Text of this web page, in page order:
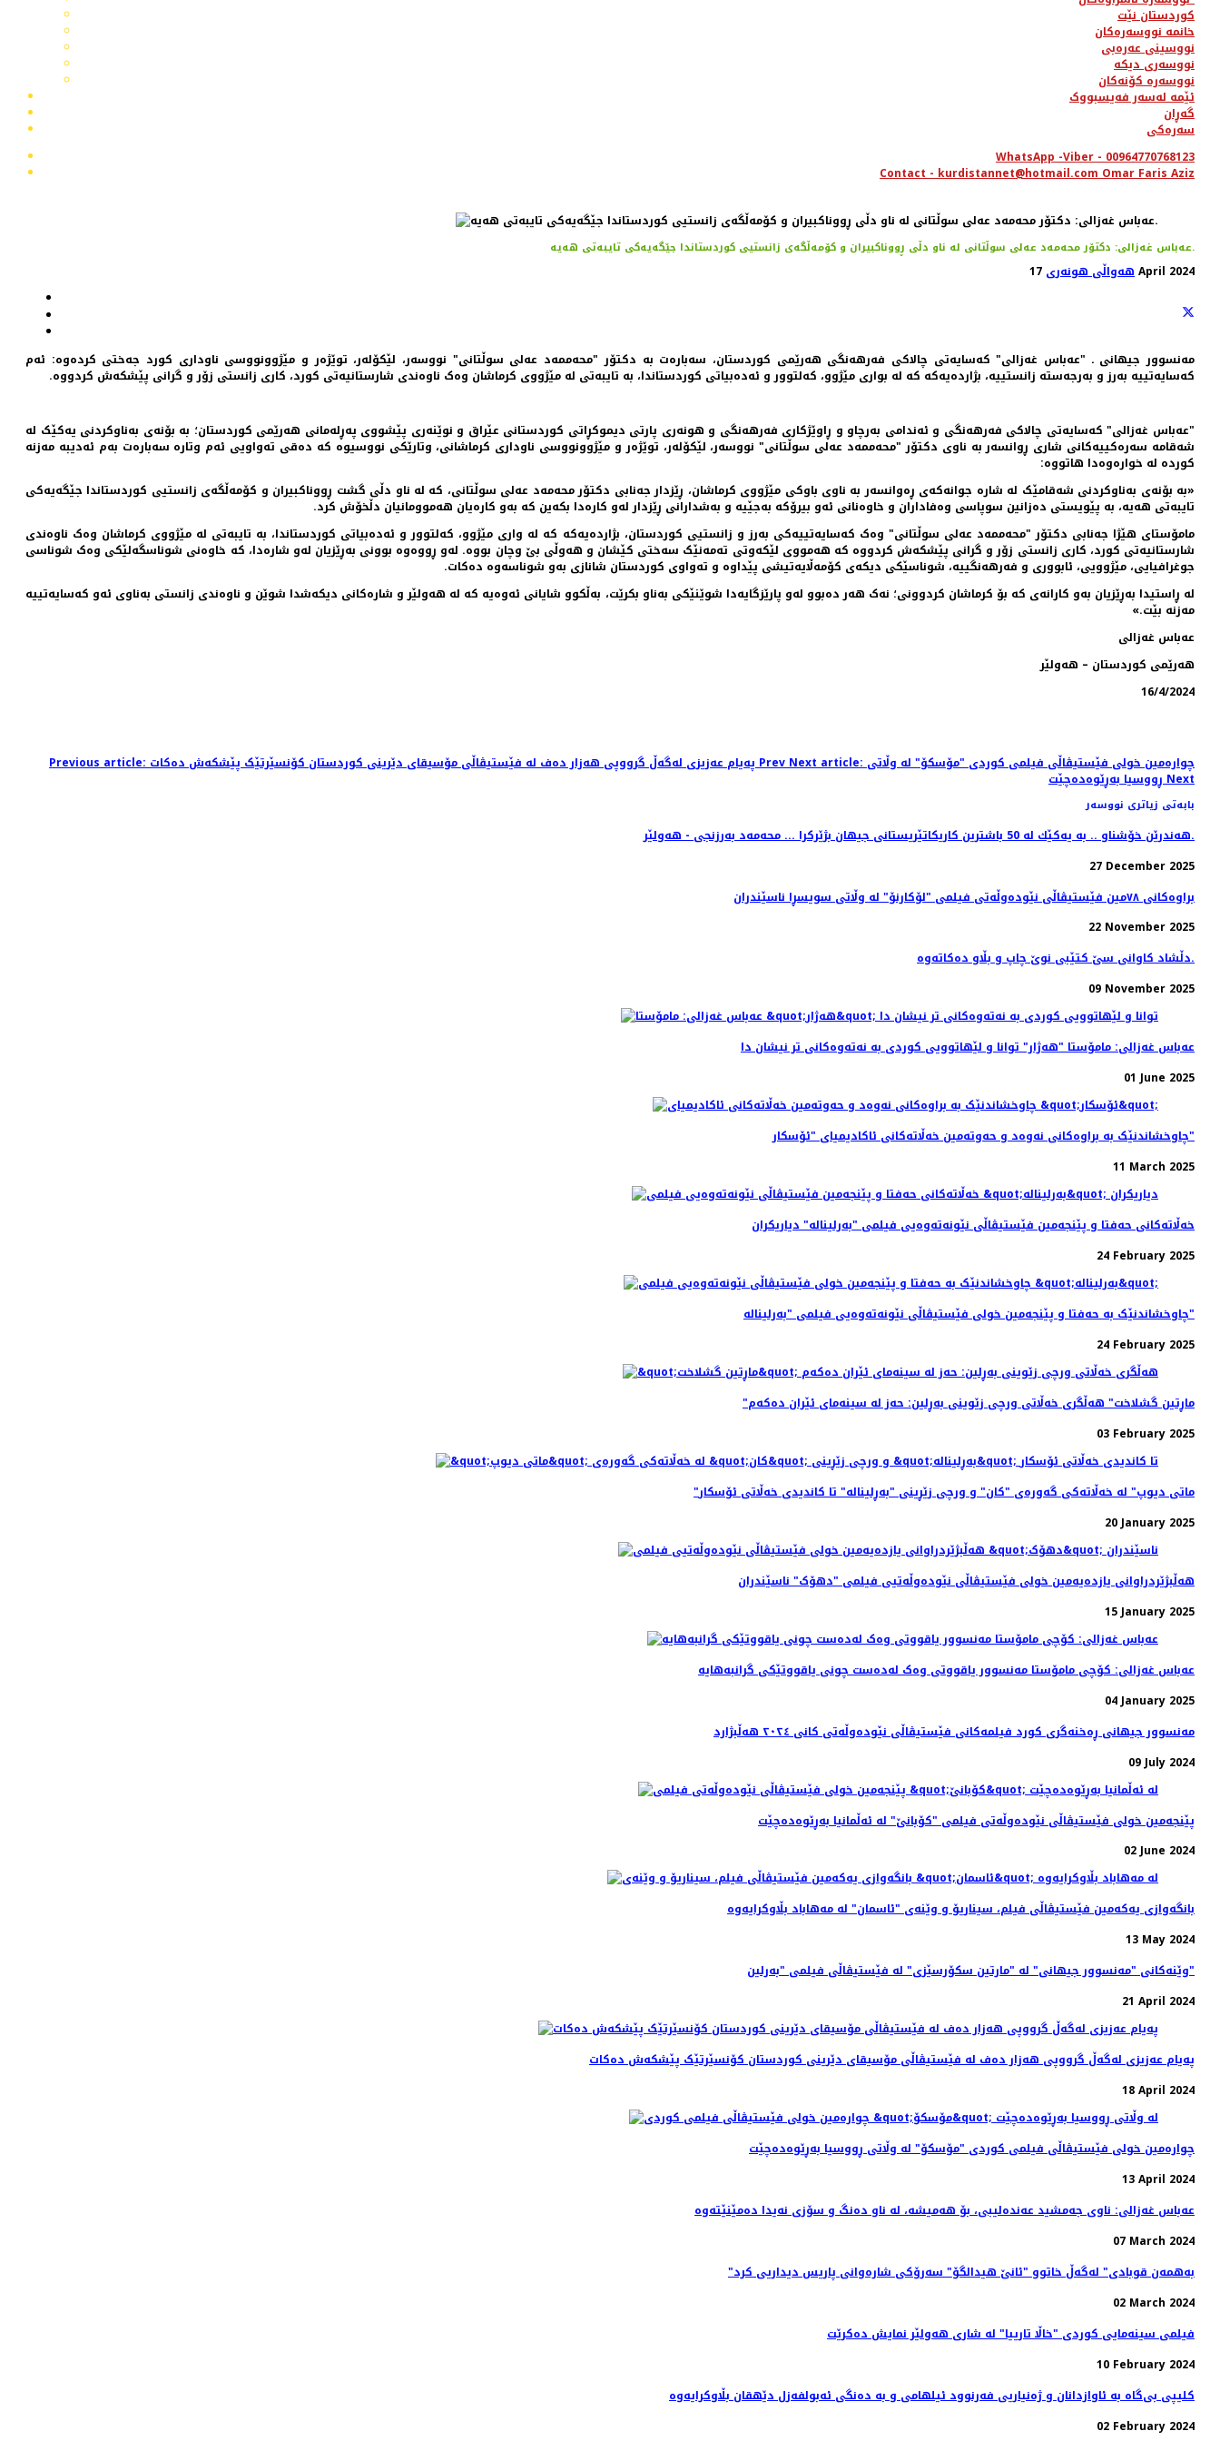
کوردستان نێت
خانمە نووسەرەکان
نووسینی عەرەبی
نووسەری دیکە
نووسەرە کۆنەکان
ئێمە لەسەر فەیسبووک
گەڕان
سەرەکی
WhatsApp -Viber - 00964770768123
Contact - kurdistannet@hotmail.com Omar Faris Aziz
عه‌باس غه‌زالی: دکتۆر محەمەد عەلی سوڵتانی لە ناو دڵی ڕووناکبیران و کۆمەڵگەی زانستیی کوردستاندا جێگەیەکی تایبەتی هەیە.
هەواڵی هونەری17 April 2024
مه‌نسوور جیهانی ـ "عه‌باس غه‌زالی" که‌سایه‌تی چالاکی فه‌رهه‌نگی هه‌رێمی کوردستان، سه‌باره‌ت به دکتۆر "محەممەد عەلی سوڵتانی" نووسه‌ر، لێکۆله‌ر، توێژه‌ر و مێژوونووسی ناوداری کورد‌ جه‌ختی کرده‌وه: ئه‌م
کەسایەتییه بەرز و به‌رجه‌سته زانستییه‌، بژاردەیەکە کە لە بواری مێژوو، کەلتوور و ئەدەبیاتی کوردستاندا، بە تایبەتی لە مێژووی کرماشان وەک ناوەندی شارستانیەتی کورد، کاری زانستی زۆر و گرانی پێشکەش کردووە.
"عه‌باس غه‌زالی" که‌سایه‌تی چالاکی فه‌رهه‌نگی و ئه‌ندامی به‌رچاو و ڕاوێژکاری فه‌رهه‌نگی و هونه‌ری پارتی دیموکڕاتی کوردستانی عێراق و نوێنه‌ری پێشووی په‌ڕله‌مانی هه‌رێمی کوردستان؛ به بۆنه‌ی بەناوکردنی یه‌کێک له
شه‌قامه سه‌ره‌کییه‌کانی شاری ڕوانسەر بە ناوی دکتۆر "محەممەد عەلی سوڵتانی" نووسه‌ر، لێکۆله‌ر، توێژه‌ر و مێژوونووسی ناوداری کرماشانی، وتارێکی نووسیوه که ده‌قی ته‌واویی ئه‌م وتاره سه‌باره‌‌ت به‌م ئەدیبە مەزنه
کورده له خواره‌وه‌‌دا هاتووه:
«بە بۆنەی بەناوکردنی شەقامێک لە شارە جوانەکەی ڕەوانسەر بە ناوی باوکی مێژووی کرماشان، ڕێزدار جەنابی دکتۆر محەمەد عەلی سوڵتانی، کە لە ناو دڵی گشت ڕووناکبیران و کۆمەڵگەی زانستیی کوردستاندا جێگەیەکی
تایبەتی هەیە، بە پێویستی دەزانین سوپاسی وەفاداران و خاوەنانی ئەو بیرۆکە بەجێیە و بەشدارانی ڕێزدار لەو کارەدا بکەین کە بەو کارەیان هەموومانیان دڵخۆش کرد.
مامۆستای هێژا جەنابی دکتۆر "محەممەد عەلی سوڵتانی" وەک کەسایەتییەکی بەرز و زانستیی کوردستان، بژاردەیەکە کە لە واری مێژوو، کەلتوور و ئەدەبیاتی کوردستاندا، بە تایبەتی لە مێژووی کرماشان وەک ناوەندی
شارستانیەتی کورد، کاری زانستی زۆر و گرانی پێشکەش کردووە کە هەمووی لێکەوتی تەمەنێک سەختی کێشان و هەوڵی بێ وچان بووە. لەو ڕووەوە بوونی بەڕێزیان لەو شارەدا، کە خاوەنی شوناسگەلێکی وەک شوناسی
جوغرافیایی، مێژوویی، ئابووری و فەرهەنگییە، شوناسێکی دیکەی کۆمەڵایەتیشی پێداوە و تەواوی کوردستان شانازی بەو شوناسەوە دەکات.
لە ڕاستیدا بەڕێزیان بەو کارانەی کە بۆ کرماشان کردوونی؛ نەک هەر دەبوو لەو پارێزگایەدا شوێنێکی بەناو بکرێت، بەڵکوو شایانی ئەوەیە کە لە هەولێر و شارەکانی دیکەشدا شوێن و ناوەندی زانستی بەناوی ئەو کەسایەتییە
مەزنە بێت.»
عەباس غەزالی
هەرێمی کوردستان – هەولێر
16/4/2024
Previous article: پەیام عەزیزی لەگەڵ گرووپی هەزار دەف لە فێستیڤاڵی مۆسیقای دێرینی کوردستان کۆنسێرتێک پێشکەش دەکاتPrevNext article: چواره‌مین خولی فێستیڤاڵی فیلمی کوردی "مۆسکۆ" لە وڵاتی
ڕووسیا بەڕێوەده‌چێتNext
بابەتی زیاتری نووسەر
هه‌ندرێن خۆشناو .. به‌ یه‌كێك له‌ 50 باشترین كاریكاتێریستانی جیهان بژێركرا ... محه‌مه‌د به‌رزنجی - هه‌ولێر.
27 December 2025
براوه‌کانی ٧٨مین فێستیڤاڵی نێوده‌وڵه‌تی فیلمی "لۆکارنۆ" له وڵاتی سویسڕا ناسێندران
22 November 2025
دڵشاد کاوانى سێ کتێبى نوێ چاپ و بڵاو دەکاتەوە.
09 November 2025
عەباس غەزالی: مامۆستا "هەژار" توانا و لێهاتوویی کوردی به نەتەوەکانی تر نیشان دا
01 June 2025
چاوخشاندنێک به براوه‌کانی نه‌وه‌د و حه‌و‌ته‌مین خه‌ڵاته‌کانی ئاکادیمیای "ئۆسکار"
11 March 2025
خه‌ڵاته‌کانی حه‌فتا و پێنجه‌مین فێستیڤاڵی نێونه‌ته‌وه‌یی فیلمی "بەرلیناله" دیاریکران
24 February 2025
چاوخشاندنێک به حه‌فتا و پێنجه‌مین خولی فێستیڤاڵی نێونه‌ته‌وه‌یی فیلمی "بەرلیناله"
24 February 2025
"ماڕتین گشلاخت" هە‌ڵگری خه‌ڵاتی ورچی زێوینی بەڕلین: حه‌ز له سینه‌مای ئێران ده‌که‌م
03 February 2025
"ماتی دیوپ" لە خه‌ڵاته‌کی گه‌وره‌ی "کان" و ورچی زێڕینی "بەڕلیناله" تا کاندیدی خه‌ڵاتی ئۆسکار
20 January 2025
هه‌ڵبژێردراوانی یازده‌یه‌مین خولی فێستیڤاڵی نێودەوڵەتیی فیلمی "دهۆک" ناسێندران
15 January 2025
عەباس غەزالی: کۆچی مامۆستا مه‌نسوور یاقووتی وه‌ک له‌ده‌ست چونی یاقووتێکی گرانبه‌هایه
04 January 2025
مەنسوور جیهانی ڕه‌خنه‌گری کورد فیلمه‌کانی فێستیڤاڵی نێوده‌وڵه‌تی کانی ٢٠٢٤ هه‌ڵبژارد
09 July 2024
پێنجەمین خولی فێستیڤاڵی نێودەوڵەتی فیلمی "کۆبانێ" لە ئەڵمانیا بەڕێوەده‌چێت
02 June 2024
بانگەوازی یەکەمین فێستیڤاڵی فیلم، سیناریۆ و وێنه‌ی "ئاسمان" لە مەهاباد بڵاوکرایەوە
13 May 2024
وێنەکانی "مەنسوور جیهانی" له‌ "مارتین سکۆرسێزی" لە فێستیڤاڵی فیلمی "بەرلین"
21 April 2024
پەیام عەزیزی لەگەڵ گرووپی هەزار دەف لە فێستیڤاڵی مۆسیقای دێرینی کوردستان کۆنسێرتێک پێشکەش دەکات
18 April 2024
چواره‌مین خولی فێستیڤاڵی فیلمی کوردی "مۆسکۆ" لە وڵاتی ڕووسیا بەڕێوەده‌چێت
13 April 2024
عەباس غەزالی: ناوی جەمشید عەندەلیبی، بۆ هەمیشە، لە ناو دەنگ و سۆزی نەیدا دەمێنێتەوە
07 March 2024
"به‌همه‌ن قوبادی" له‌گه‌ڵ خاتوو "ئانێ هیدالگۆ" سه‌رۆکی شاره‌وانی پاریس دیداریی کرد
02 March 2024
فیلمی سینه‌مایی کوردی "خاڵا تارییا" لە شاری هه‌ولێر نمایش ده‌کرێت
10 February 2024
کلیپی بی‌گاە بە ئاوازدانان و ژه‌نیاریی فه‌رنوود ئیلهامی و به‌ دەنگی ئەبولفەزل دێهقان بڵاوکرایەوە
02 February 2024